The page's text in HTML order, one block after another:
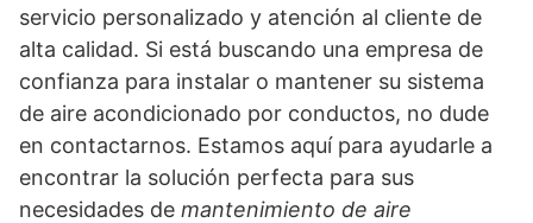
servicio personalizado y atención al cliente de
alta calidad. Si está buscando una empresa de
confianza para instalar o mantener su sistema
de aire acondicionado por conductos, no dude
en contactarnos. Estamos aquí para ayudarle a
encontrar la solución perfecta para sus
necesidades de mantenimiento de aire